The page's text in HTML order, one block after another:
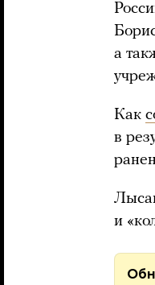
а
Как
в
и